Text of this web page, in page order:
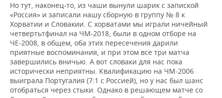
ХОККЕЙ С МЯЧОМ
ПРОИСШЕСТВИЯ
Но тут, наконец-то, из чаши вынули шарик с запиской
«Россия» и записали нашу сборную в группу № 8 к
Хорватии и Словакии. С хорватами мы играли ничейный
четвертьтфинал на ЧМ-2018, были в одном отборе на
ЧЕ-2008, в общем, оба этих пересечения дарили
приятные воспоминания, и при этом все три матча
завершились вничью. А вот словаки для нас пока
исторически неприятны. Квалификацию на ЧМ-2006
выиграла Португалия (7:1 с Россией), но у нас был шанс
отобраться через стыки. Однако в решающем матче со